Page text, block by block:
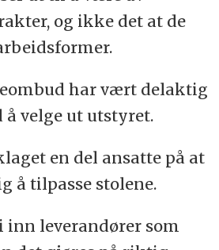
og ikke det at de
har vært delaktig
å velge ut utstyret.
en del ansatte på at
å tilpasse stolene.
inn leverandører som